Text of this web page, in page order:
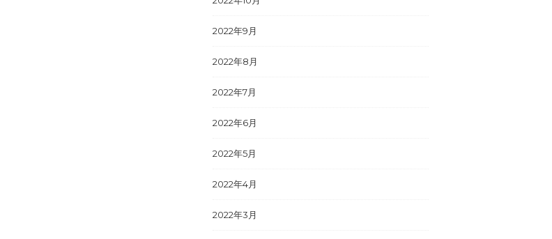
2022年9月
2022年8月
2022年7月
2022年6月
2022年5月
2022年4月
2022年3月